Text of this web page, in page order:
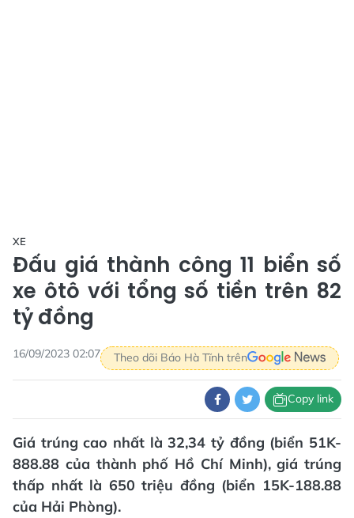
XE
Đấu giá thành công 11 biển số
xe ôtô với tổng số tiền trên 82
tỷ đồng
16/09/2023 02:07 Theo dõi Báo Hà Tĩnh trên
Copy link
Giá trúng cao nhất là 32,34 tỷ đồng (biển 51K-
888.88 của thành phố Hồ Chí Minh), giá trúng
thấp nhất là 650 triệu đồng (biển 15K-188.88
của Hải Phòng).